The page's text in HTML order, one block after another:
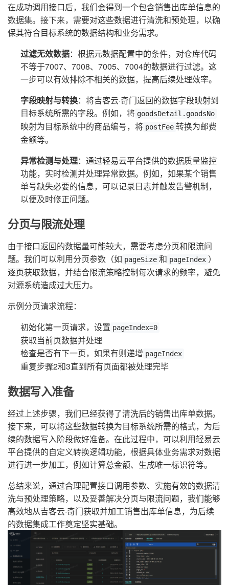
在成功调用接口后，我们会得到一个包含销售出库单信息的
数据集。接下来，需要对这些数据进行清洗和预处理，以确
保其符合目标系统的数据结构和业务需求。
过滤无效数据：根据元数据配置中的条件，对仓库代码
不等于7007、7008、7005、7004的数据进行过滤。这
一步可以有效排除不相关的数据，提高后续处理效率。
字段映射与转换：将吉客云·奇门返回的数据字段映射到
目标系统所需的字段。例如，将 goodsDetail.goodsNo
映射为目标系统中的商品编号，将 postFee 转换为邮费
金额等。
异常检测与处理：通过轻易云平台提供的数据质量监控
功能，实时检测并处理异常数据。例如，如果某个销售
单号缺失必要的信息，可以记录日志并触发告警机制，
以便及时修正问题。
分页与限流处理
由于接口返回的数据量可能较大，需要考虑分页和限流问
题。我们可以利用分页参数（如 pageSize 和 pageIndex ）
逐页获取数据，并结合限流策略控制每次请求的频率，避免
对源系统造成过大压力。
示例分页请求流程：
初始化第一页请求，设置 pageIndex=0
获取当前页数据并处理
检查是否有下一页，如果有则递增 pageIndex
重复步骤2和3直到所有页面都被处理完毕
数据写入准备
经过上述步骤，我们已经获得了清洗后的销售出库单数据。
接下来，可以将这些数据转换为目标系统所需的格式，为后
续的数据写入阶段做好准备。在此过程中，可以利用轻易云
平台提供的自定义转换逻辑功能，根据具体业务需求对数据
进行进一步加工，例如计算总金额、生成唯一标识符等。
总结来说，通过合理配置接口调用参数、实施有效的数据清
洗与预处理策略，以及妥善解决分页与限流问题，我们能够
高效地从吉客云·奇门获取并加工销售出库单信息，为后续
的数据集成工作奠定坚实基础。